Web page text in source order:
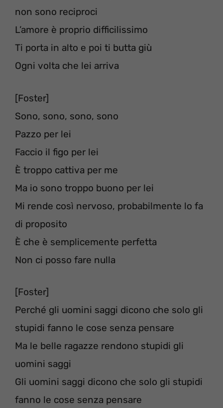
non sono reciproci
L’amore è proprio difficilissimo
Ti porta in alto e poi ti butta giù
Ogni volta che lei arriva
[Foster]
Sono, sono, sono, sono
Pazzo per lei
Faccio il figo per lei
È troppo cattiva per me
Ma io sono troppo buono per lei
Mi rende così nervoso, probabilmente lo fa
di proposito
È che è semplicemente perfetta
Non ci posso fare nulla
[Foster]
Perché gli uomini saggi dicono che solo gli
stupidi fanno le cose senza pensare
Ma le belle ragazze rendono stupidi gli
uomini saggi
Gli uomini saggi dicono che solo gli stupidi
fanno le cose senza pensare